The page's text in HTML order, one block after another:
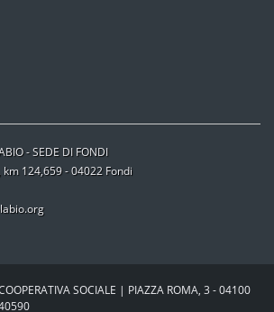
- SEDE DI FONDI
124,659 - 04022 Fondi
SOCIALE | PIAZZA ROMA, 3 - 04100